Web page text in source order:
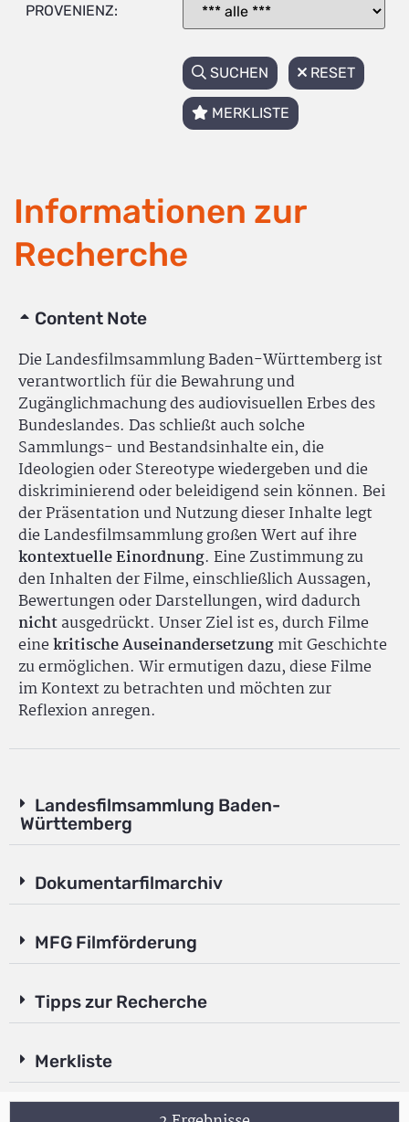
PROVENIENZ:
SUCHEN RESET
MERKLISTE
Informationen zur
Recherche
Content Note
Die Landesfilmsammlung Baden-Württemberg ist
verantwortlich für die Bewahrung und
Zugänglichmachung des audiovisuellen Erbes des
Bundeslandes. Das schließt auch solche
Sammlungs- und Bestandsinhalte ein, die
Ideologien oder Stereotype wiedergeben und die
diskriminierend oder beleidigend sein können. Bei
der Präsentation und Nutzung dieser Inhalte legt
die Landesfilmsammlung großen Wert auf ihre
kontextuelle Einordnung. Eine Zustimmung zu
den Inhalten der Filme, einschließlich Aussagen,
Bewertungen oder Darstellungen, wird dadurch
nichtausgedrückt. Unser Ziel ist es, durch Filme
einekritische Auseinandersetzungmit Geschichte
zu ermöglichen. Wir ermutigen dazu, diese Filme
im Kontext zu betrachten und möchten zur
Reflexion anregen.
Landesfilmsammlung Baden-
Württemberg
Dokumentarfilmarchiv
MFG Filmförderung
Tipps zur Recherche
Merkliste